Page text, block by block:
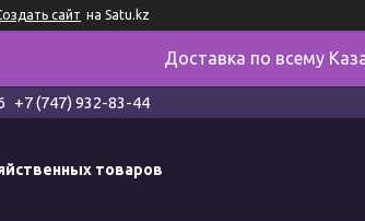
сайт на Satu.kz
Доставка по всему
+7 (747) 932-83-44
товаров